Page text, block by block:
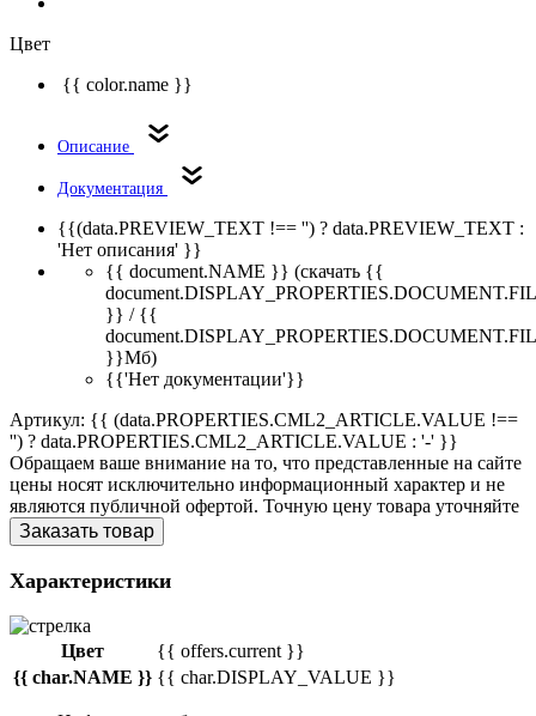
Цвет
{{ color.name }}
Описание
Документация
{{(data.PREVIEW_TEXT !== '') ? data.PREVIEW_TEXT :
'Нет описания' }}
{{ document.NAME }} (скачать {{
}} / {{
}}Мб)
{{'Нет документации'}}
Артикул: {{ (data.PROPERTIES.CML2_ARTICLE.VALUE !==
'') ? data.PROPERTIES.CML2_ARTICLE.VALUE : '-' }}
Обращаем ваше внимание на то, что представленные на сайте
цены носят исключительно информационный характер и не
являются публичной офертой. Точную цену товара уточняйте
Заказать товар
Характеристики
Цвет
{{ offers.current }}
{{ char.NAME }} {{ char.DISPLAY_VALUE }}